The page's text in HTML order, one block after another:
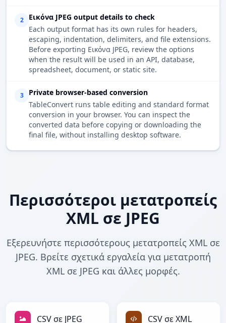
2
Εικόνα JPEG output details to check
Each output format has its own rules for headers,
escaping, indentation, delimiters, and file extensions.
Before exporting Εικόνα JPEG, review the options
when the result will be used in an API, database,
spreadsheet, document, or static site.
3
Private browser-based conversion
TableConvert runs table editing and standard format
conversion in your browser. You can inspect the
converted data before copying or downloading the
final file, without installing desktop software.
Περισσότεροι μετατροπείς
XML σε JPEG
Εξερευνήστε περισσότερους μετατροπείς XML σε
JPEG. Βρείτε σχετικά εργαλεία για μετατροπή
XML σε JPEG και άλλες μορφές.
CSV σε JPEG CSV σε XML